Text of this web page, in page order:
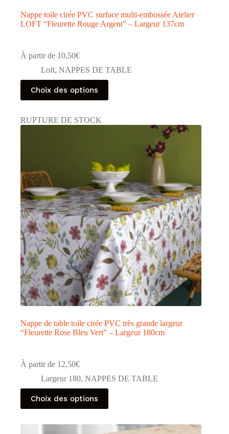
Nappe toile cirée PVC surface multi-embossée Atelier
LOFT “Fleurette Rouge Argent” – Largeur 137cm
À partir de 10,50€
Loft, NAPPES DE TABLE
Choix des options
Ce
produit
a
variations.
sur
la
page
du
produit
RUPTURE DE STOCK
Nappe de table toile cirée PVC très grande largeur
“Fleurette Rose Bleu Vert” – Largeur 180cm
À partir de 12,50€
Largeur 180, NAPPES DE TABLE
Choix des options
Ce
produit
a